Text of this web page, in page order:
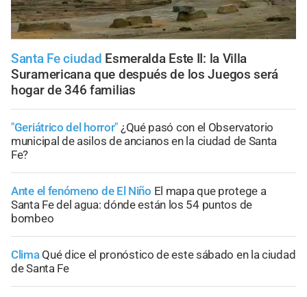
Santa Fe ciudad Esmeralda Este II: la Villa
Suramericana que después de los Juegos será
hogar de 346 familias
"Geriátrico del horror" ¿Qué pasó con el Observatorio
municipal de asilos de ancianos en la ciudad de Santa
Fe?
Ante el fenómeno de El Niño El mapa que protege a
Santa Fe del agua: dónde están los 54 puntos de
bombeo
Clima Qué dice el pronóstico de este sábado en la ciudad
de Santa Fe